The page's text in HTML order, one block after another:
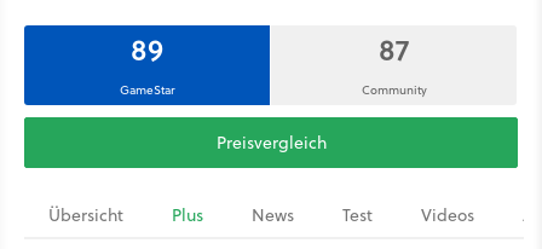
89
GameStar
87
Community
Preisvergleich
Übersicht Plus News Test Videos